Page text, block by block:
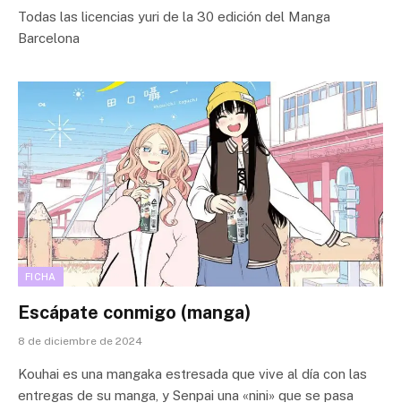
Todas las licencias yuri de la 30 edición del Manga
Barcelona
FICHA
Escápate conmigo (manga)
8 de diciembre de 2024
Kouhai es una mangaka estresada que vive al día con las
entregas de su manga, y Senpai una «nini» que se pasa